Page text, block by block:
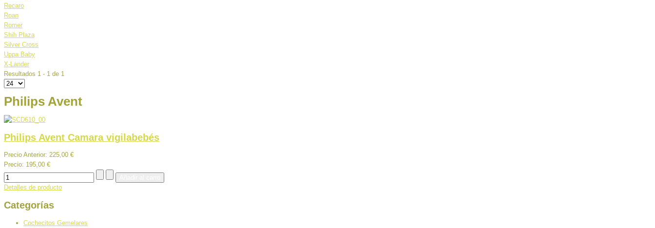
Recaro
Roan
Romer
Shih Plaza
Silver Cross
Uppa Baby
X-Lander
Resultados 1 - 1 de 1
Philips Avent
Philips Avent Camara vigilabebés
Precio Anterior: 225,00 €
Precio: 195,00 €
Detalles de producto
Categorías
Cochecitos Gemelares